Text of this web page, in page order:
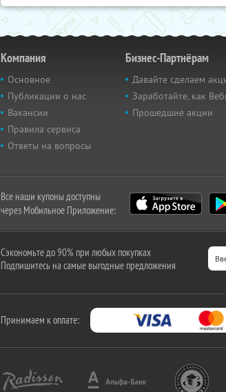
Компания
Основное
Публикации о нас
Вакансии
Правила сервиса
Ответы на вопросы
Бизнес-Партнёрам
Давайте сделаем
Заработайте, как
Прошедшие акции
Все наши купоны доступны
через Мобильное Приложение:
Сэкономьте до 90% при любых покупках
Подпишитесь на самые выгодные предложения
Принимаем к оплате: